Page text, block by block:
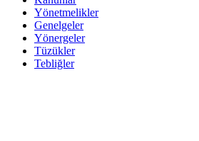
Yönetmelikler
Genelgeler
Yönergeler
Tüzükler
Tebliğler